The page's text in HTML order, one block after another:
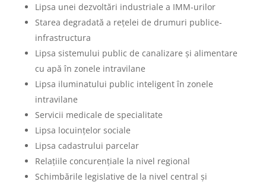
Lipsa unei dezvoltări industriale a IMM-urilor
Starea degradată a rețelei de drumuri publice-
infrastructura
Lipsa sistemului public de canalizare și alimentare
cu apă în zonele intravilane
Lipsa iluminatului public inteligent în zonele
intravilane
Servicii medicale de specialitate
Lipsa locuințelor sociale
Lipsa cadastrului parcelar
Relațiile concurențiale la nivel regional
Schimbările legislative de la nivel central și